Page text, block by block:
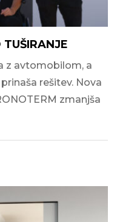
z avtomobilom, a
rešitev. Nova
zmanjša